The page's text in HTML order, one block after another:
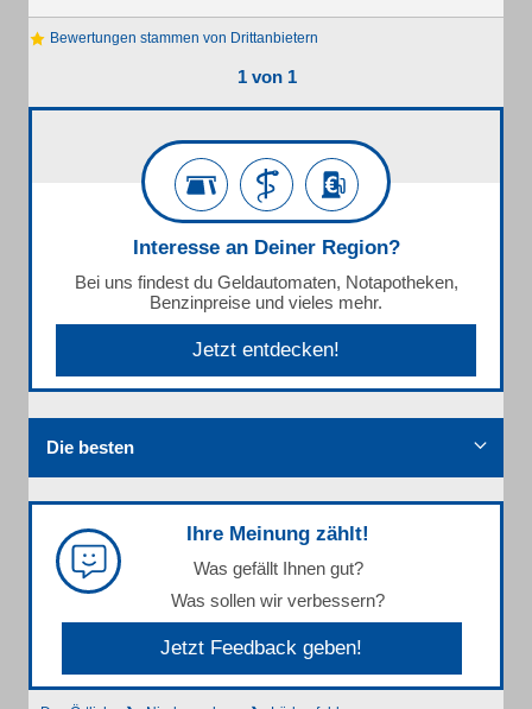
Bewertungen stammen von Drittanbietern
1 von 1
Interesse an Deiner Region?
Bei uns findest du Geldautomaten, Notapotheken,
Benzinpreise und vieles mehr.
Jetzt entdecken!
Die besten
Ihre Meinung zählt!
Was gefällt Ihnen gut?
Was sollen wir verbessern?
Jetzt Feedback geben!